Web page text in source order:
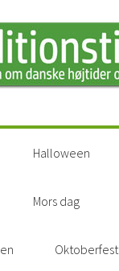
Halloween
Mors dag
Oktoberfest